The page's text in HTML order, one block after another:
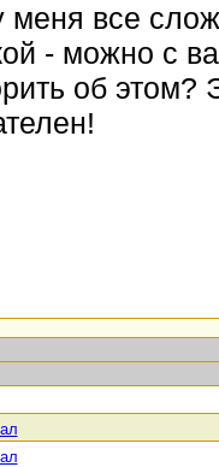
меня все
- можно с
об этом?